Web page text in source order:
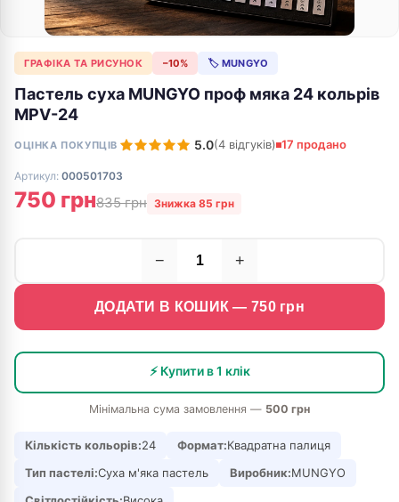
ГРАФІКА ТА РИСУНОК −10% 🏷 MUNGYO
Пастель суха MUNGYO проф мяка 24 кольрів
MPV-24
ОЦІНКА ПОКУПЦІВ 5.0(4 відгуків) 17 продано
Артикул: 000501703
750 грн835 грн Знижка 85 грн
− +
ДОДАТИ В КОШИК — 750грн
⚡ Купити в 1 клік
Мінімальна сума замовлення — 500 грн
Кількість кольорів:24 Формат:Квадратна палиця
Тип пастелі:Суха м'яка пастель Виробник:MUNGYO